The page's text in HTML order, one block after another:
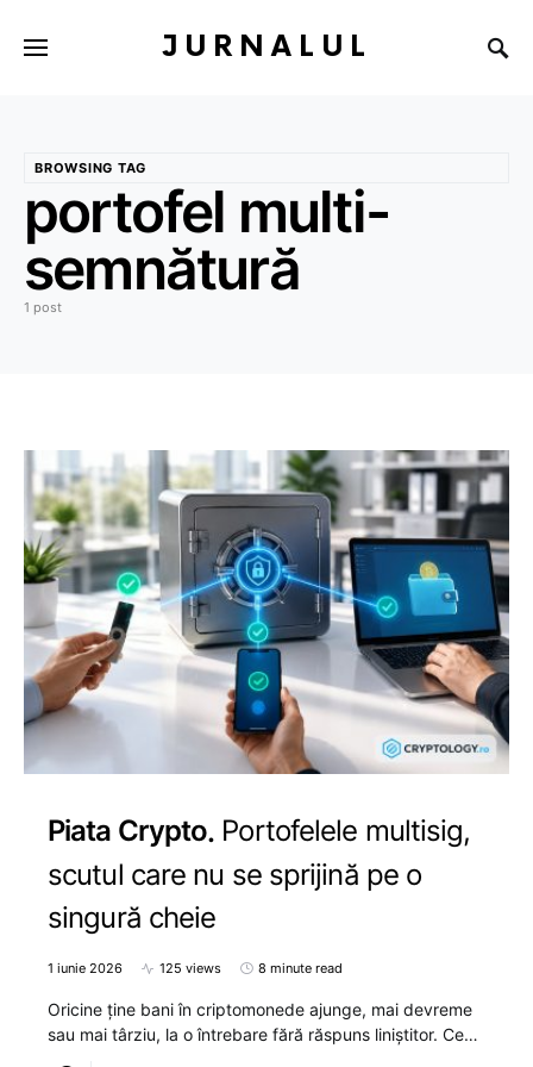
JURNALUL
BROWSING TAG
portofel multi-
semnătură
1 post
Piata Crypto Portofelele multisig,
scutul care nu se sprijină pe o
singură cheie
1 iunie 2026 125 views 8 minute read
Oricine ține bani în criptomonede ajunge, mai devreme
sau mai târziu, la o întrebare fără răspuns liniștitor. Ce…